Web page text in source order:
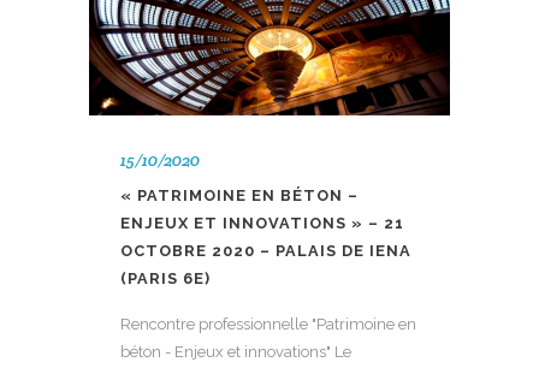
15/10/2020
« PATRIMOINE EN BÉTON –
ENJEUX ET INNOVATIONS » – 21
OCTOBRE 2020 – PALAIS DE IENA
(PARIS 6E)
Rencontre professionnelle "Patrimoine en
béton - Enjeux et innovations" Le